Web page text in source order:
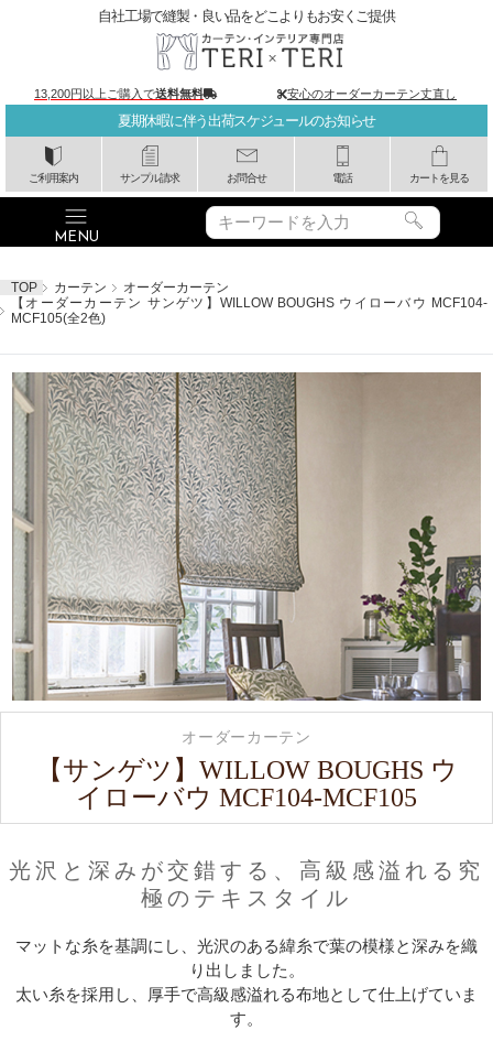
夏期休暇に伴う出荷スケジュールのお知らせ
ご利用案内 サンプル請求 お問合せ 電話 カートを見る
自社工場で縫製・良い品をどこよりもお安くご提供
13,200円以上ご購入で送料無料 安心のオーダーカーテン丈直し
TOP カーテン
オーダーカーテン
【オーダーカーテン サンゲツ】WILLOW BOUGHS ウイローバウ MCF104-
MCF105(全2色)
光沢と深みが交錯する、高級感溢れる究
極のテキスタイル
オーダーカーテン
【サンゲツ】WILLOW BOUGHS ウ
イローバウ MCF104-MCF105
マットな糸を基調にし、光沢のある緯糸で葉の模様と深みを織
り出しました。
太い糸を採用し、厚手で高級感溢れる布地として仕上げていま
す。